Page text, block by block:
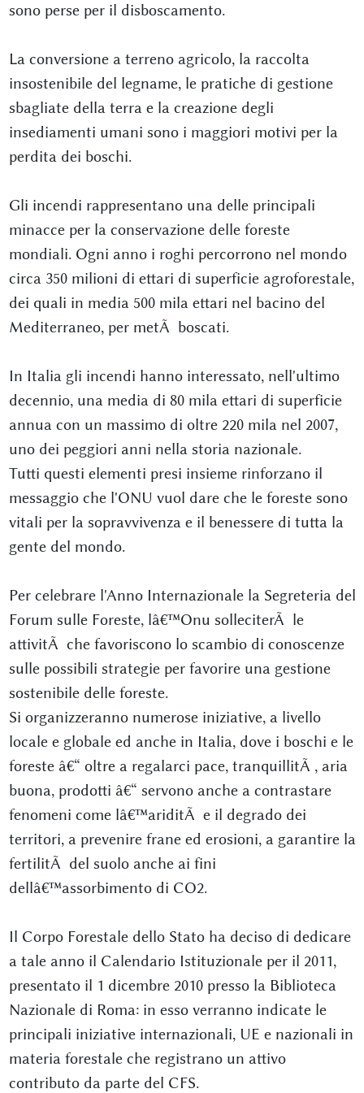
sono perse per il disboscamento.
La conversione a terreno agricolo, la raccolta
insostenibile del legname, le pratiche di gestione
sbagliate della terra e la creazione degli
insediamenti umani sono i maggiori motivi per la
perdita dei boschi.
Gli incendi rappresentano una delle principali
minacce per la conservazione delle foreste
mondiali. Ogni anno i roghi percorrono nel mondo
circa 350 milioni di ettari di superficie agroforestale,
dei quali in media 500 mila ettari nel bacino del
Mediterraneo, per metÃ boscati.
In Italia gli incendi hanno interessato, nell'ultimo
decennio, una media di 80 mila ettari di superficie
annua con un massimo di oltre 220 mila nel 2007,
uno dei peggiori anni nella storia nazionale.
Tutti questi elementi presi insieme rinforzano il
messaggio che l'ONU vuol dare che le foreste sono
vitali per la sopravvivenza e il benessere di tutta la
gente del mondo.
Per celebrare l'Anno Internazionale la Segreteria del
Forum sulle Foreste, lâ€™Onu solleciterÃ le
attivitÃ che favoriscono lo scambio di conoscenze
sulle possibili strategie per favorire una gestione
sostenibile delle foreste.
Si organizzeranno numerose iniziative, a livello
locale e globale ed anche in Italia, dove i boschi e le
foreste â€“ oltre a regalarci pace, tranquillitÃ , aria
buona, prodotti â€“ servono anche a contrastare
fenomeni come lâ€™ariditÃ e il degrado dei
territori, a prevenire frane ed erosioni, a garantire la
fertilitÃ del suolo anche ai fini
dellâ€™assorbimento di CO2.
Il Corpo Forestale dello Stato ha deciso di dedicare
a tale anno il Calendario Istituzionale per il 2011,
presentato il 1 dicembre 2010 presso la Biblioteca
Nazionale di Roma: in esso verranno indicate le
principali iniziative internazionali, UE e nazionali in
materia forestale che registrano un attivo
contributo da parte del CFS.